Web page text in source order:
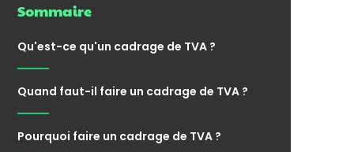
Sommaire
Qu'est-ce qu'un cadrage de TVA ?
Quand faut-il faire un cadrage de TVA ?
Pourquoi faire un cadrage de TVA ?